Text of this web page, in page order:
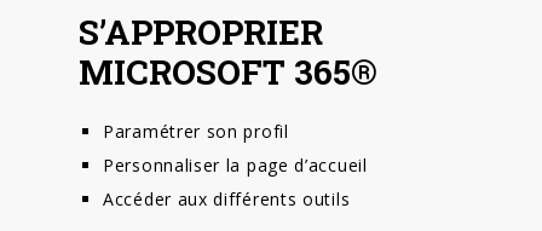
S’APPROPRIER
MICROSOFT 365®
Paramétrer son profil
Personnaliser la page d’accueil
Accéder aux différents outils